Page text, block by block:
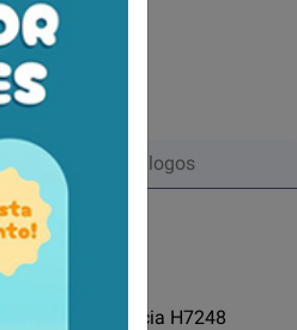
Catálogos
con referencia H7248